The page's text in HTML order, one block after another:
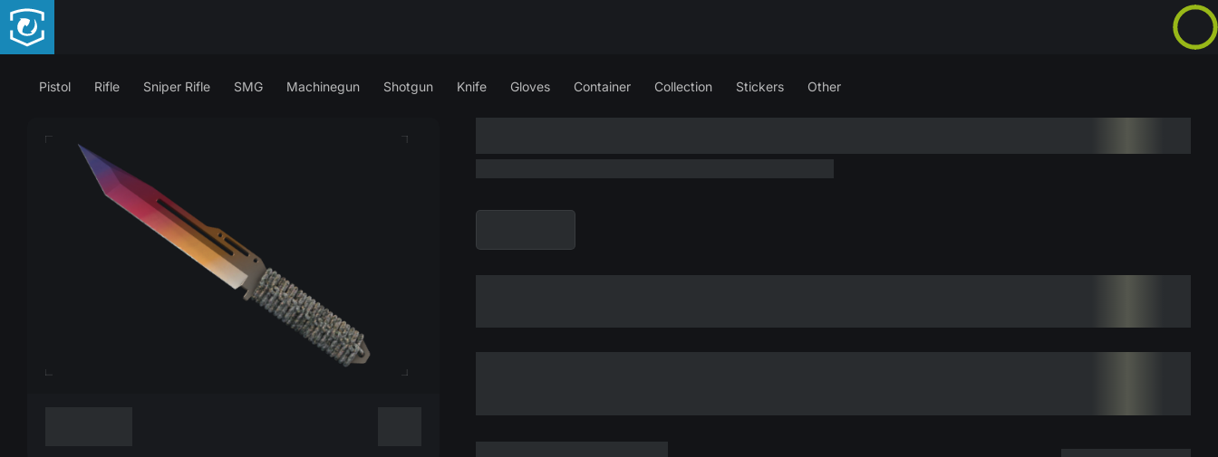
Pistol Rifle Sniper Rifle SMG Machinegun Shotgun Knife Gloves Container Collection Stickers Other